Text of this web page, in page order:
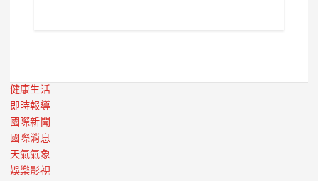
健康生活
即時報導
國際新聞
國際消息
天氣氣象
娛樂影視